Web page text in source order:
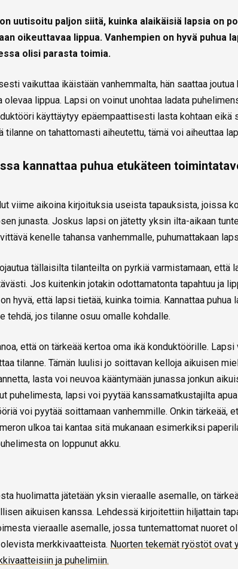
uutisoitu paljon siitä, kuinka alaikäisiä lapsia on
oikeuttavaa lippua. Vanhempien on hyvä puhua
olisi parasta toimia.
vaikuttaa ikäistään vanhemmalta, hän saattaa
olevaa lippua. Lapsi on voinut unohtaa ladata
käyttäytyy epäempaattisesti lasta kohtaan eikä
tilanne on tahattomasti aiheutettu, tämä voi aiheuttaa
kannattaa puhua etukäteen
viime aikoina kirjoituksia useista tapauksista, joissa
junasta. Joskus lapsi on jätetty yksin ilta-aikaan
kenelle tahansa vanhemmalle, puhumattakaan
tällaisilta tilanteilta on pyrkiä varmistamaan, että
Jos kuitenkin jotakin odottamatonta tapahtuu ja
hyvä, että lapsi tietää, kuinka toimia. Kannattaa
tehdä, jos tilanne osuu omalle kohdalle.
että on tärkeää kertoa oma ikä konduktöörille.
tilanne. Tämän luulisi jo soittavan kelloja aikuisen
lasta voi neuvoa kääntymään junassa jonkun
puhelimesta, lapsi voi pyytää kanssamatkustajilta
voi pyytää soittamaan vanhemmille. Onkin tärkeää,
ulkoa tai kantaa sitä mukanaan esimerkiksi
on loppunut akku.
huolimatta jätetään yksin vieraalle asemalle, on
aikuisen kanssa. Lehdessä kirjoitettiin hiljattain
vieraalle asemalle, jossa tuntemattomat nuoret
merkkivaatteista. Nuorten tekemät ryöstöt ovat
ja puhelimiin.